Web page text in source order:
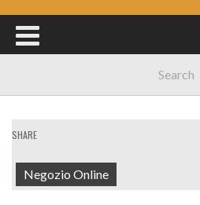
SHARE
Negozio Online